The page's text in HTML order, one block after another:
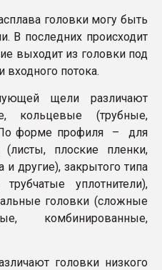
головки могу быть
В последних происходит
выходит из головки под
потока.
щели различают
кольцевые (трубные,
форме профиля – для
(листы, плоские пленки,
другие), закрытого типа
уплотнители),
головки (сложные
комбинированные,
головки низкого